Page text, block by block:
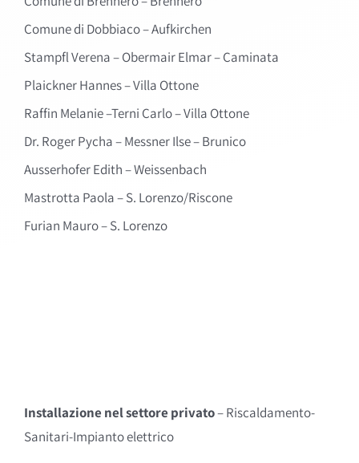
Comune di Dobbiaco – Aufkirchen
Stampfl Verena – Obermair Elmar – Caminata
Plaickner Hannes – Villa Ottone
Raffin Melanie –Terni Carlo – Villa Ottone
Dr. Roger Pycha – Messner Ilse – Brunico
Ausserhofer Edith – Weissenbach
Mastrotta Paola – S. Lorenzo/Riscone
Furian Mauro – S. Lorenzo
Installazione nel settore privato– Riscaldamento-
Sanitari-Impianto elettrico